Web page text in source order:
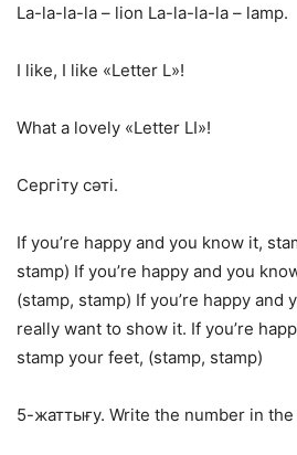
La-la-la-la – lion La-la-la-la – lamp.
I like, I like «Letter L»!
What a lovely «Letter LI»!
Сергіту сәті.
If you’re happy and you know it,
stamp) If you’re happy and you
(stamp, stamp) If you’re happy and
really want to show it. If you’re
stamp your feet, (stamp, stamp)
5-жаттығу. Write the number in